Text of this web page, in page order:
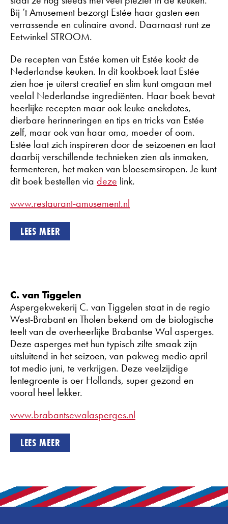
Bij ’t Amusement bezorgt Estée haar gasten een
verrassende en culinaire avond. Daarnaast runt ze
Eetwinkel STROOM.
De recepten van Estée komen uit Estée kookt de
Nederlandse keuken. In dit kookboek laat Estée
zien hoe je uiterst creatief en slim kunt omgaan met
veelal Nederlandse ingrediënten. Haar boek bevat
heerlijke recepten maar ook leuke anekdotes,
dierbare herinneringen en tips en tricks van Estée
zelf, maar ook van haar oma, moeder of oom.
Estée laat zich inspireren door de seizoenen en laat
daarbij verschillende technieken zien als inmaken,
fermenteren, het maken van bloesemsiropen. Je kunt
dit boek bestellen via deze link.
www.restaurant-amusement.nl
LEES MEER
C. van Tiggelen
Aspergekwekerij C. van Tiggelen staat in de regio
West-Brabant en Tholen bekend om de biologische
teelt van de overheerlijke Brabantse Wal asperges.
Deze asperges met hun typisch zilte smaak zijn
uitsluitend in het seizoen, van pakweg medio april
tot medio juni, te verkrijgen. Deze veelzijdige
lentegroente is oer Hollands, super gezond en
vooral heel lekker.
www.brabantsewalasperges.nl
LEES MEER